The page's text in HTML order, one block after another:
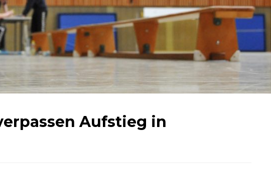
Aufstieg in